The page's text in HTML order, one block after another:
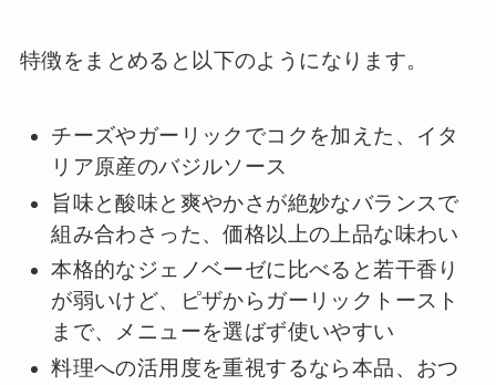
特徴をまとめると以下のようになります。
チーズやガーリックでコクを加えた、イタ
リア原産のバジルソース
旨味と酸味と爽やかさが絶妙なバランスで
組み合わさった、価格以上の上品な味わい
本格的なジェノベーゼに比べると若干香り
が弱いけど、ピザからガーリックトースト
まで、メニューを選ばず使いやすい
料理への活用度を重視するなら本品、おつ